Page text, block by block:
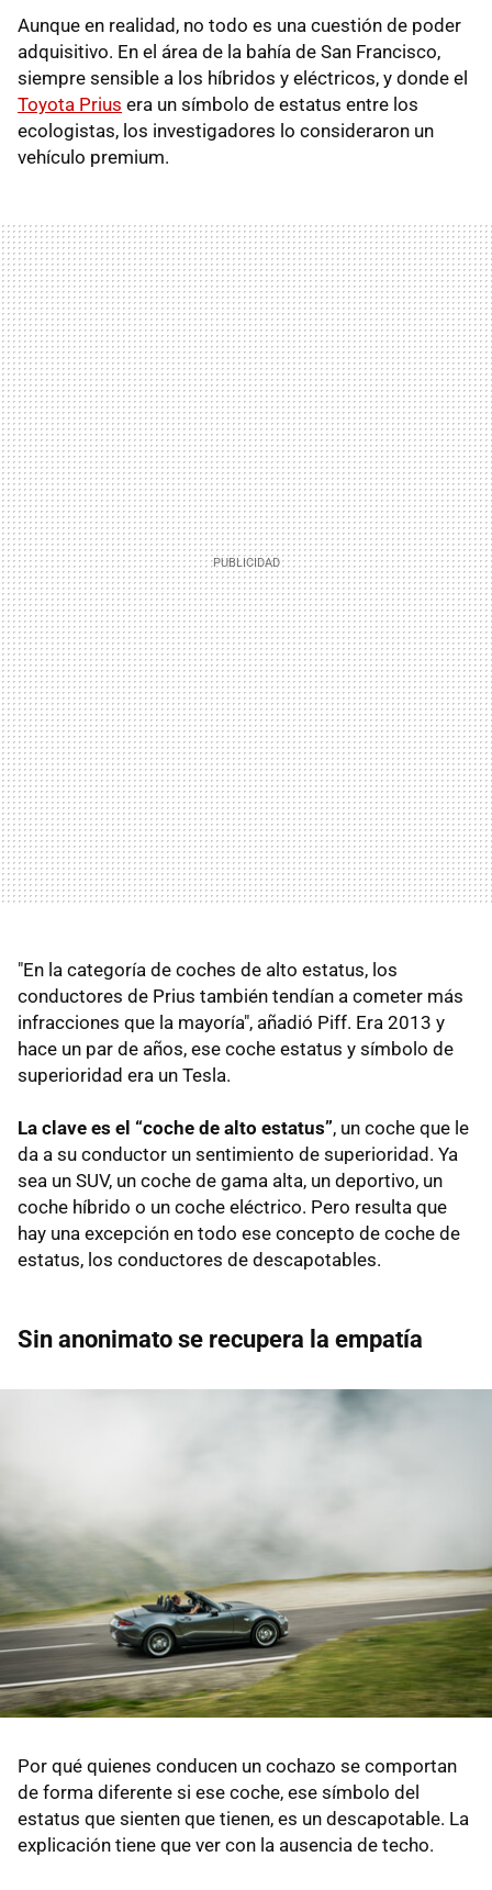
Aunque en realidad, no todo es una cuestión de poder
adquisitivo. En el área de la bahía de San Francisco,
siempre sensible a los híbridos y eléctricos, y donde el
Toyota Prius era un símbolo de estatus entre los
ecologistas, los investigadores lo consideraron un
vehículo premium.
"En la categoría de coches de alto estatus, los
conductores de Prius también tendían a cometer más
infracciones que la mayoría", añadió Piff. Era 2013 y
hace un par de años, ese coche estatus y símbolo de
superioridad era un Tesla.
La clave es el “coche de alto estatus”, un coche que le
da a su conductor un sentimiento de superioridad. Ya
sea un SUV, un coche de gama alta, un deportivo, un
coche híbrido o un coche eléctrico. Pero resulta que
hay una excepción en todo ese concepto de coche de
estatus, los conductores de descapotables.
Sin anonimato se recupera la empatía
Por qué quienes conducen un cochazo se comportan
de forma diferente si ese coche, ese símbolo del
estatus que sienten que tienen, es un descapotable. La
explicación tiene que ver con la ausencia de techo.